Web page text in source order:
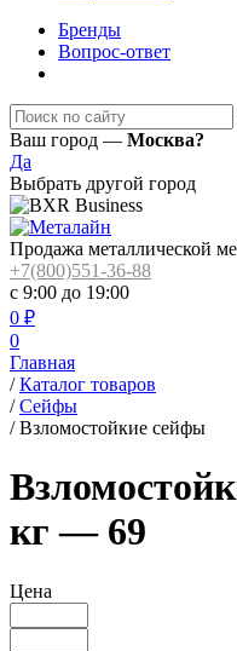
Бренды
Вопрос-ответ
Ваш город — Москва?
Да
Выбрать другой город
Продажа металлической
+7(800)551-36-88
с 9:00 до 19:00
0 ₽
0
Главная
/ Каталог товаров
/ Сейфы
/ Взломостойкие сейфы
кг — 69
Цена